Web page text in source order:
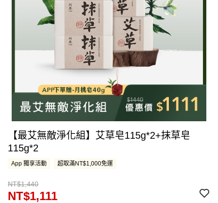
【最艾無敵淨化組】艾草皂115g*2+抹草皂
115g*2
App 獨享活動 超取滿NT$1,000免運
NT$1,440
NT$1,111